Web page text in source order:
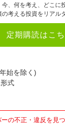
今、何を考え、どこ
考える投資をリアル
定期購読はこ
始を除く)
式
の不正・違反を見